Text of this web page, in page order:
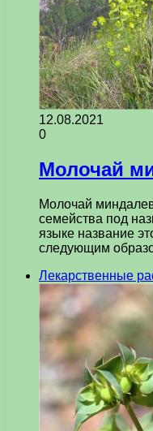
12.08.2021
0
Молочай
Молочай
семейства под
языке название
следующим
Лекарственные